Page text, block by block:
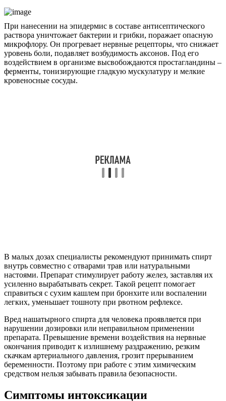
При нанесении на эпидермис в составе антисептического
раствора уничтожает бактерии и грибки, поражает опасную
микрофлору. Он прогревает нервные рецепторы, что снижает
уровень боли, подавляет возбудимость аксонов. Под его
воздействием в организме высвобождаются простагландины –
ферменты, тонизирующие гладкую мускулатуру и мелкие
кровеносные сосуды.
В малых дозах специалисты рекомендуют принимать спирт
внутрь совместно с отварами трав или натуральными
настоями. Препарат стимулирует работу желез, заставляя их
усиленно вырабатывать секрет. Такой рецепт помогает
справиться с сухим кашлем при бронхите или воспалении
легких, уменьшает тошноту при рвотном рефлексе.
Вред нашатырного спирта для человека проявляется при
нарушении дозировки или неправильном применении
препарата. Превышение времени воздействия на нервные
окончания приводит к излишнему раздражению, резким
скачкам артериального давления, грозит прерыванием
беременности. Поэтому при работе с этим химическим
средством нельзя забывать правила безопасности.
Симптомы интоксикации